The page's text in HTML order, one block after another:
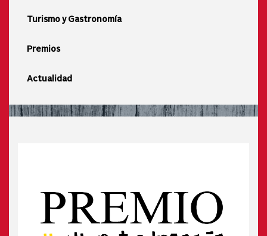
Turismo y Gastronomía
Premios
Actualidad